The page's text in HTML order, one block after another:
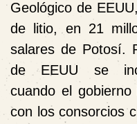
Geológico de
de litio, en 21
salares de Potosí.
de EEUU se
cuando el
con los consorcios